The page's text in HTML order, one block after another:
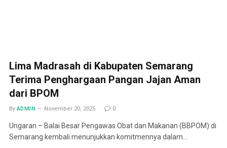
Lima Madrasah di Kabupaten Semarang
Terima Penghargaan Pangan Jajan Aman
dari BPOM
By ADMIN November 20, 2025 0
Ungaran – Balai Besar Pengawas Obat dan Makanan (BBPOM) di
Semarang kembali menunjukkan komitmennya dalam…